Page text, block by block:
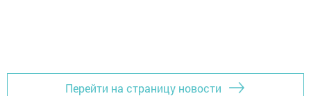
Перейти на страницу новости